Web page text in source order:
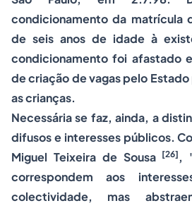
condicionamento da matrícula
de seis anos de idade à
condicionamento foi afastado
de criação de vagas pelo
as crianças.
Necessária se faz, ainda, a
difusos e interesses públicos.
Miguel Teixeira de Sousa [26] ,
correspondem aos
colectividade, mas